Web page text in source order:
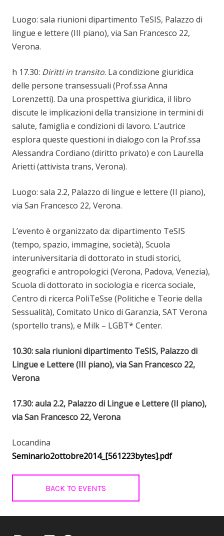
Luogo: sala riunioni dipartimento TeSIS, Palazzo di
lingue e lettere (III piano), via San Francesco 22,
Verona.
h 17.30: Diritti in transito. La condizione giuridica
delle persone transessuali (Prof.ssa Anna
Lorenzetti). Da una prospettiva giuridica, il libro
discute le implicazioni della transizione in termini di
salute, famiglia e condizioni di lavoro. L’autrice
esplora queste questioni in dialogo con la Prof.ssa
Alessandra Cordiano (diritto privato) e con Laurella
Arietti (attivista trans, Verona).
Luogo: sala 2.2, Palazzo di lingue e lettere (II piano),
via San Francesco 22, Verona.
L’evento è organizzato da: dipartimento TeSIS
(tempo, spazio, immagine, società), Scuola
interuniversitaria di dottorato in studi storici,
geografici e antropologici (Verona, Padova, Venezia),
Scuola di dottorato in sociologia e ricerca sociale,
Centro di ricerca PoliTeSse (Politiche e Teorie della
Sessualità), Comitato Unico di Garanzia, SAT Verona
(sportello trans), e Milk – LGBT* Center.
10.30: sala riunioni dipartimento TeSIS, Palazzo di
Lingue e Lettere (III piano), via San Francesco 22,
Verona
17.30: aula 2.2, Palazzo di Lingue e Lettere (II piano),
via San Francesco 22, Verona
Locandina
Seminario2ottobre2014_[561223bytes].pdf
BACK TO EVENTS